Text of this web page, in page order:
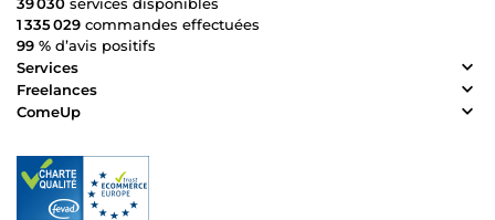
39 030 services disponibles
1 335 029 commandes effectuées
99 % d’avis positifs
Services
Freelances
ComeUp